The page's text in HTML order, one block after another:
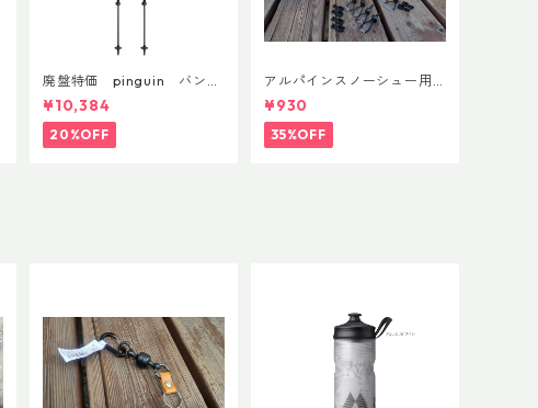
廃盤特価 pinguin バンブ
ーFLフォーム(ペア)
¥10,384
20%OFF
アルパインスノーシュー用
ストラップキャッチ(ペア)
¥930
35%OFF